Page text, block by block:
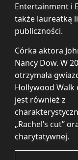
Entertainment i
także laureatką
publiczności.
Córka aktora
Nancy Dow. W
otrzymała
Hollywood Walk
jest również z
„Rachel’s cut”
charytatywnej.